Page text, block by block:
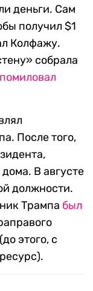
деньги. Сам
получил $1
Колфажу.
собрала
помиловал
После того,
В августе
должности.
Трампа был
этого, с